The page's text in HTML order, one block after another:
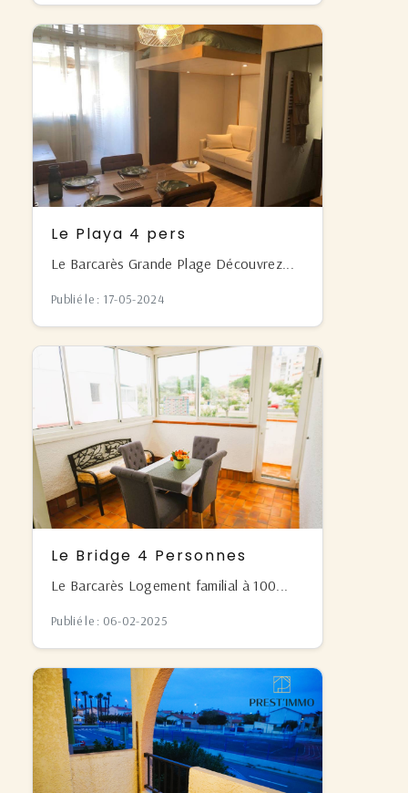
Le Playa 4 pers
Le Barcarès Grande Plage Découvrez...
Publié le : 17-05-2024
Le Bridge 4 Personnes
Le Barcarès Logement familial à 100...
Publié le : 06-02-2025